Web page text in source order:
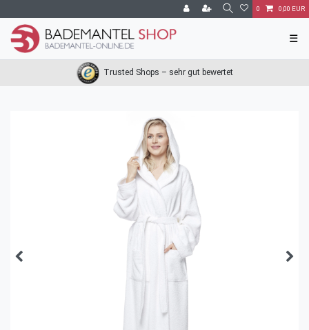
0 0,00 EUR
☰
Trusted Shops – sehr gut bewertet